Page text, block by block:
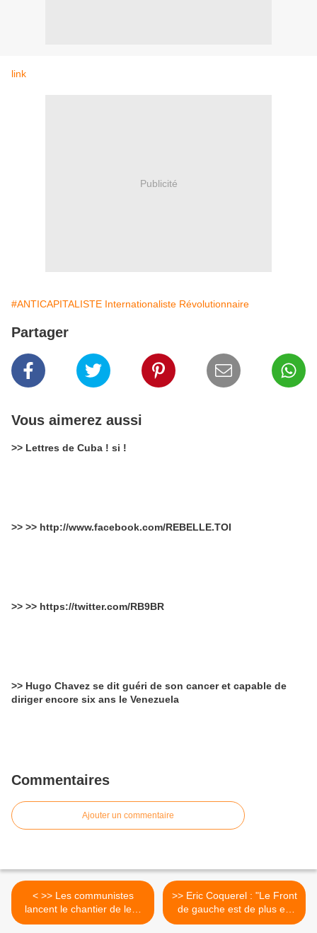
link
Publicité
#ANTICAPITALISTE Internationaliste Révolutionnaire
Partager
Vous aimerez aussi
>> Lettres de Cuba ! si !
>> >> http://www.facebook.com/REBELLE.TOI
>> >> https://twitter.com/RB9BR
>> Hugo Chavez se dit guéri de son cancer et capable de
diriger encore six ans le Venezuela
Commentaires
Ajouter un commentaire
< >> Les communistes
lancent le chantier de leur
36e congrès
>> Eric Coquerel : "Le Front
de gauche est de plus en
plus homogène" >